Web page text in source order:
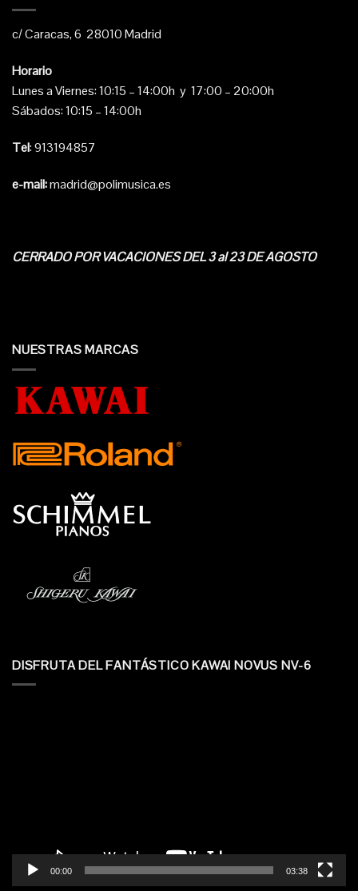
c/ Caracas, 6 28010 Madrid
Horario
Lunes a Viernes: 10:15 – 14:00h y 17:00 – 20:00h
Sábados: 10:15 – 14:00h
Tel: 913194857
e-mail:madrid@polimusica.es
CERRADO POR VACACIONES DEL 3 al 23 DE AGOSTO
NUESTRAS MARCAS
DISFRUTA DEL FANTÁSTICO KAWAI NOVUS NV-6
00:00 03:38